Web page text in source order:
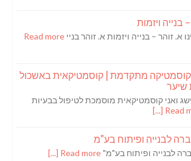
בנייה ויזמות
א. זוהר – בנייה ויזמות א. זוהר בניי Read more
מתקדמת | קוסמטיקאית באשכול
שיער
ואני קוסמטיקאית מוסמכת לטיפול בבעיות
Read
לבנייה ופיתוח בע"מ
לבנייה ופיתוח בע"מ"Read more [...]